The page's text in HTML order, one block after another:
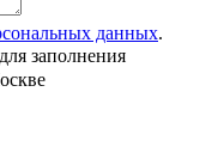
данных.
заполнения